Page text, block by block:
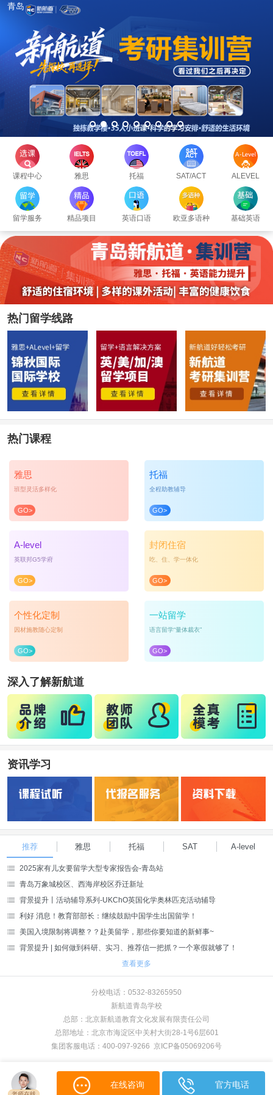
青岛
课程中心 雅思 托福 SAT/ACT ALEVEL
留学服务 精品项目 英语口语 欧亚多语种 基础英语
热门留学线路
热门课程
雅思
班型灵活多样化
GO>
托福
全程助教辅导
GO>
A-level
英联邦G5学府
GO>
封闭住宿
吃、住、学一体化
GO>
个性化定制
因材施教随心定制
GO>
一站留学
语言留学“量体裁衣”
GO>
深入了解新航道
资讯学习
推荐 雅思 托福 SAT A-level
2025家有儿女要留学大型专家报告会-青岛站
青岛万象城校区、西海岸校区乔迁新址
背景提升丨活动辅导系列-UKChO英国化学奥林匹克活动辅导
利好 消息！教育部部长：继续鼓励中国学生出国留学！
美国入境限制将调整？？赴美留学，那些你要知道的新鲜事~
背景提升 | 如何做到科研、实习、推荐信一把抓？一个寒假就够了！
查看更多
分校电话：0532-83265950
新航道青岛学校
总部：北京新航道教育文化发展有限责任公司
总部地址：北京市海淀区中关村大街28-1号6层601
集团客服电话：400-097-9266 京ICP备05069206号
在线咨询 官方电话